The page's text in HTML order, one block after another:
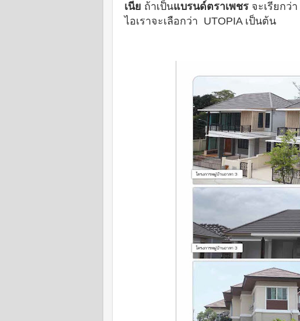
เนีย ถ้าเป็นแบรนด์ตราเพชร จะเรียกว่า
ไอเราจะเลือกว่า UTOPIA เป็นต้น